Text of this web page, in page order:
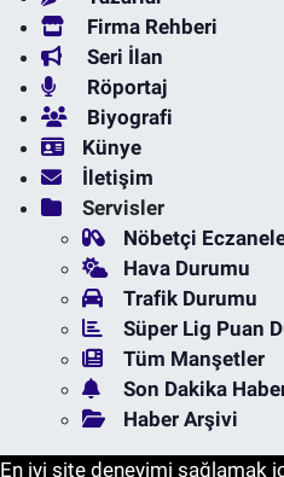
Firma Rehberi
Seri İlan
Röportaj
Biyografi
Künye
İletişim
Servisler
Nöbetçi
Hava Durumu
Trafik Durumu
Süper Lig Puan
Tüm Manşetler
Son Dakika
Haber Arşivi
En iyi site deneyimi sağlamak